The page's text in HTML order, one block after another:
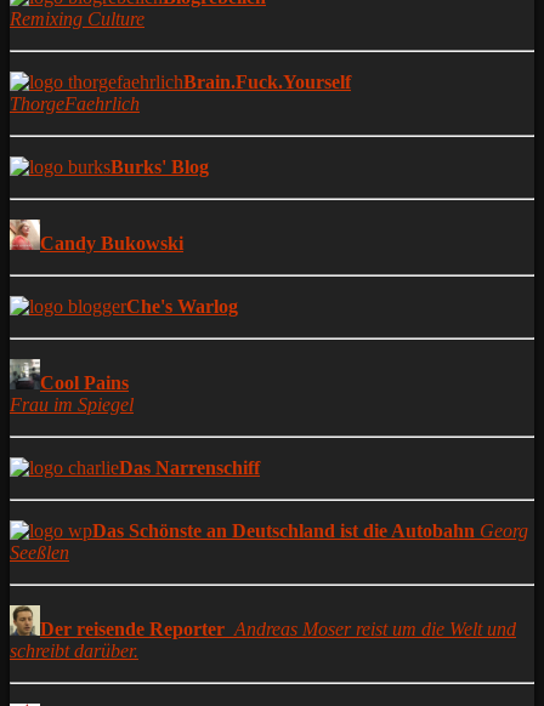
Remixing Culture
Brain.Fuck.Yourself
ThorgeFaehrlich
Burks' Blog
Candy Bukowski
Che's Warlog
Cool Pains
Frau im Spiegel
Das Narrenschiff
Das Schönste an Deutschland ist die Autobahn Georg
Seeßlen
Der reisende Reporter Andreas Moser reist um die Welt und
schreibt darüber.